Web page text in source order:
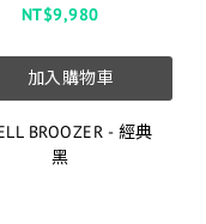
NT$9,980
加入購物車